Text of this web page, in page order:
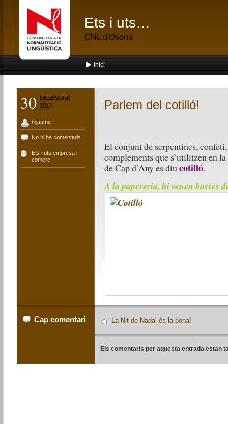
Ets i uts…
CNL d'Osona
Inici
30 DESEMBRE
2013
mjaume
No hi ha comentaris
Ets i uts empresa i
comerç
Parlem del cotilló!
El conjunt de serpentines,
complements que s’utilitzen en
de Cap d’Any es diucotilló.
A la papereria, hi venen bosses
Cap comentari La Nit de Nadal és la bona!
Els comentaris per aquesta entrada estan